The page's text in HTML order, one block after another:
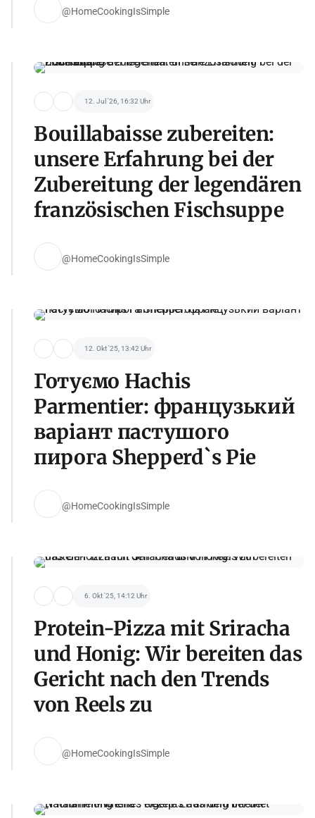
@HomeCookingIsSimple
12. Jul '26, 16:32 Uhr
Bouillabaisse zubereiten:
unsere Erfahrung bei der
Zubereitung der legendären
französischen Fischsuppe
@HomeCookingIsSimple
12. Okt '25, 13:42 Uhr
Готуємо Hachis
Parmentier: французький
варіант пастушого
пирога Shepperd`s Pie
@HomeCookingIsSimple
6. Okt '25, 14:12 Uhr
Protein-Pizza mit Sriracha
und Honig: Wir bereiten das
Gericht nach den Trends
von Reels zu
@HomeCookingIsSimple